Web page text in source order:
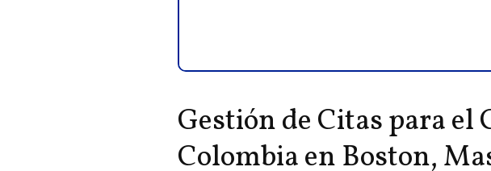
Gestión de Citas para el
Colombia en Boston,